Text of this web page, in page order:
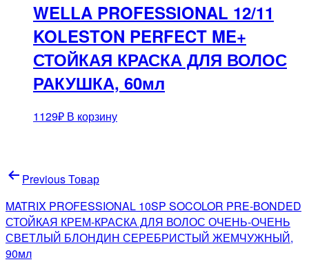
WELLA PROFESSIONAL 12/11
KOLESTON PERFECT ME+
СТОЙКАЯ КРАСКА ДЛЯ ВОЛОС
РАКУШКА, 60мл
1129₽ В корзину
Навигация
по
записям
Previous Товар
MATRIX PROFESSIONAL 10SP SOCOLOR PRE-BONDED
СТОЙКАЯ КРЕМ-КРАСКА ДЛЯ ВОЛОС ОЧЕНЬ-ОЧЕНЬ
СВЕТЛЫЙ БЛОНДИН СЕРЕБРИСТЫЙ ЖЕМЧУЖНЫЙ,
90мл